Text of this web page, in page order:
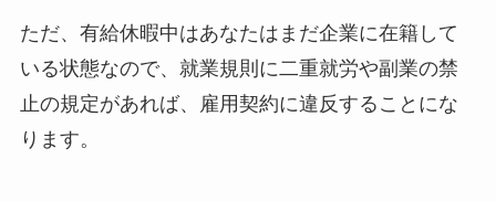
ただ、有給休暇中はあなたはまだ企業に在籍して
いる状態なので、就業規則に二重就労や副業の禁
止の規定があれば、雇用契約に違反することにな
ります。